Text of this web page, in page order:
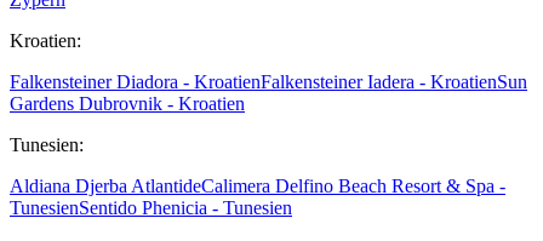
Kroatien:
Falkensteiner Diadora - KroatienFalkensteiner Iadera - KroatienSun
Gardens Dubrovnik - Kroatien
Tunesien:
Aldiana Djerba AtlantideCalimera Delfino Beach Resort & Spa -
TunesienSentido Phenicia - Tunesien